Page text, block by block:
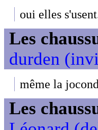
oui elles
Les
durden
même la
Les